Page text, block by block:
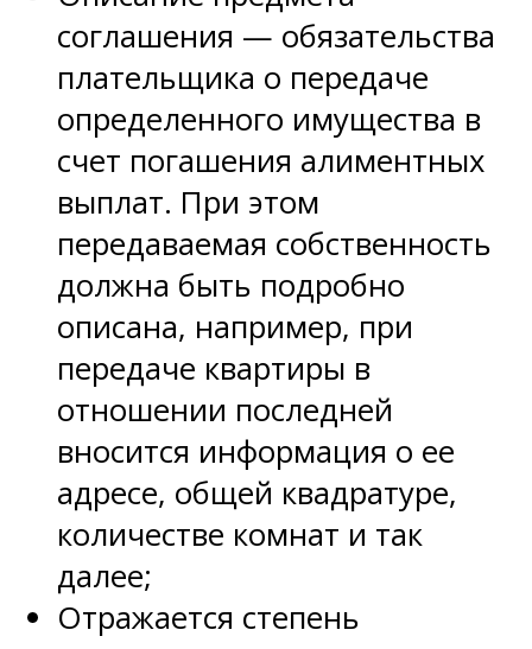
соглашения — обязательства
плательщика о передаче
определенного имущества в
счет погашения алиментных
выплат. При этом
передаваемая собственность
должна быть подробно
описана, например, при
передаче квартиры в
отношении последней
вносится информация о ее
адресе, общей квадратуре,
количестве комнат и так
далее;
Отражается степень